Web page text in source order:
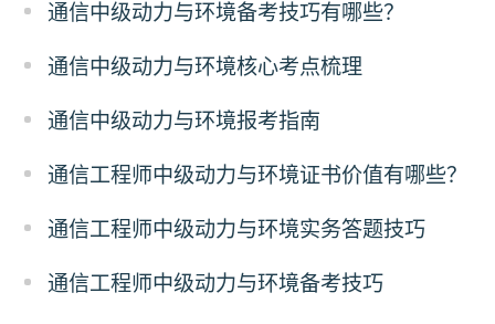
通信中级动力与环境备考技巧有哪些？
通信中级动力与环境核心考点梳理
通信中级动力与环境报考指南
通信工程师中级动力与环境证书价值有哪些？
通信工程师中级动力与环境实务答题技巧
通信工程师中级动力与环境备考技巧